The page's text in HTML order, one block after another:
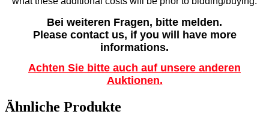
Bei weiteren Fragen, bitte melden.
Please contact us, if you will have more
informations.
Achten Sie bitte auch auf unsere anderen
Auktionen.
Ähnliche Produkte